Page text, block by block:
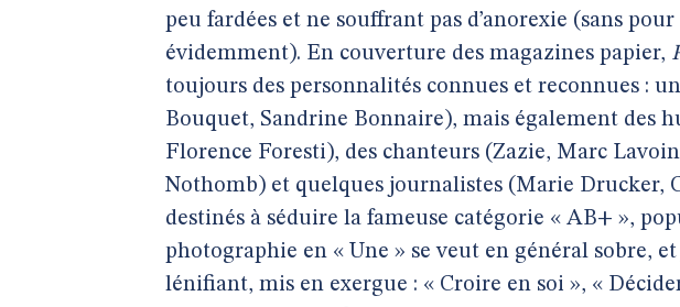
peu fardées et ne souffrant pas d’anorexie (sans
évidemment). En couverture des magazines papier,
toujours des personnalités connues et reconnues :
Bouquet, Sandrine Bonnaire), mais également des
Florence Foresti), des chanteurs (Zazie, Marc
Nothomb) et quelques journalistes (Marie Drucker,
destinés à séduire la fameuse catégorie « AB+ »,
photographie en « Une » se veut en général sobre,
lénifiant, mis en exergue : « Croire en soi », «